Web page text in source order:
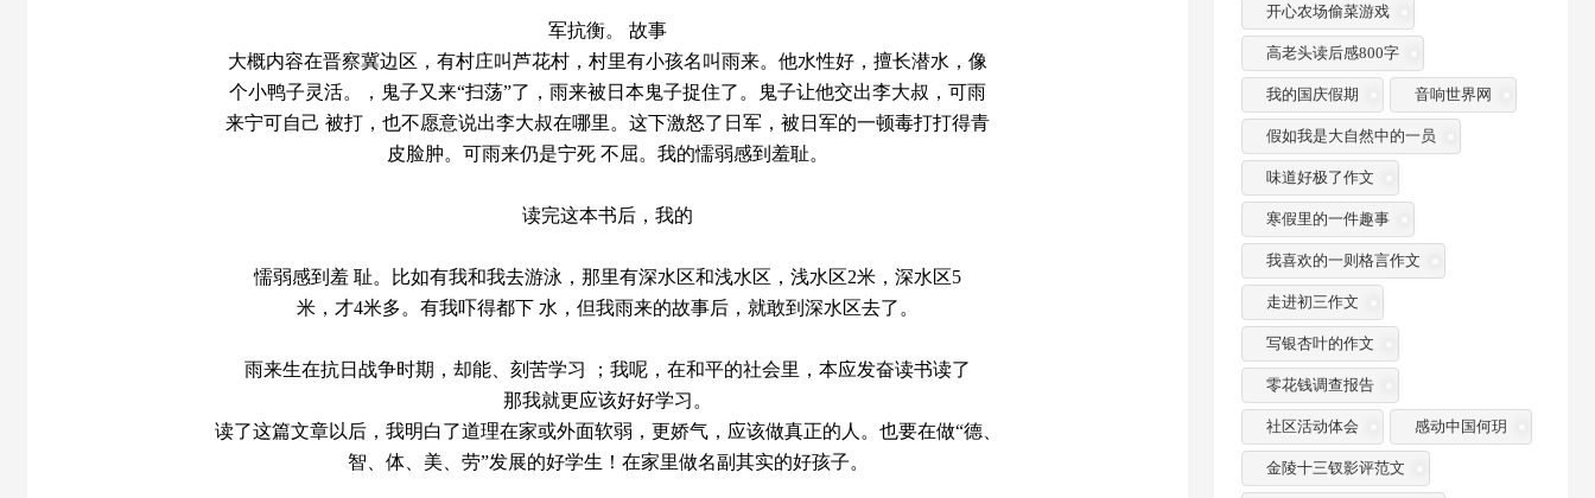
军抗衡。 故事
大概内容在晋察冀边区，有村庄叫芦花村，村里有小孩名叫雨来。他水性好，擅长潜水，像
个小鸭子灵活。，鬼子又来“扫荡”了，雨来被日本鬼子捉住了。鬼子让他交出李大叔，可雨
来宁可自己 被打，也不愿意说出李大叔在哪里。这下激怒了日军，被日军的一顿毒打打得青
皮脸肿。可雨来仍是宁死 不屈。我的懦弱感到羞耻。
读完这本书后，我的
懦弱感到羞 耻。比如有我和我去游泳，那里有深水区和浅水区，浅水区2米，深水区5
米，才4米多。有我吓得都下 水，但我雨来的故事后，就敢到深水区去了。
雨来生在抗日战争时期，却能、刻苦学习 ；我呢，在和平的社会里，本应发奋读书读了
那我就更应该好好学习。
读了这篇文章以后，我明白了道理在家或外面软弱，更娇气，应该做真正的人。也要在做“德、
智、体、美、劳”发展的好学生！在家里做名副其实的好孩子。
开心农场偷菜游戏
高老头读后感800字
我的国庆假期 音响世界网
假如我是大自然中的一员
味道好极了作文
寒假里的一件趣事
我喜欢的一则格言作文
走进初三作文
写银杏叶的作文
零花钱调查报告
社区活动体会 感动中国何玥
金陵十三钗影评范文